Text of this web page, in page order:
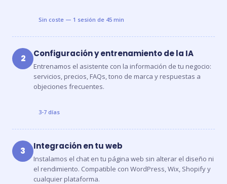
Sin coste — 1 sesión de 45 min
2 Configuración y entrenamiento de la IA
Entrenamos el asistente con la información de tu negocio:
servicios, precios, FAQs, tono de marca y respuestas a
objeciones frecuentes.
3-7 días
3 Integración en tu web
Instalamos el chat en tu página web sin alterar el diseño ni
el rendimiento. Compatible con WordPress, Wix, Shopify y
cualquier plataforma.